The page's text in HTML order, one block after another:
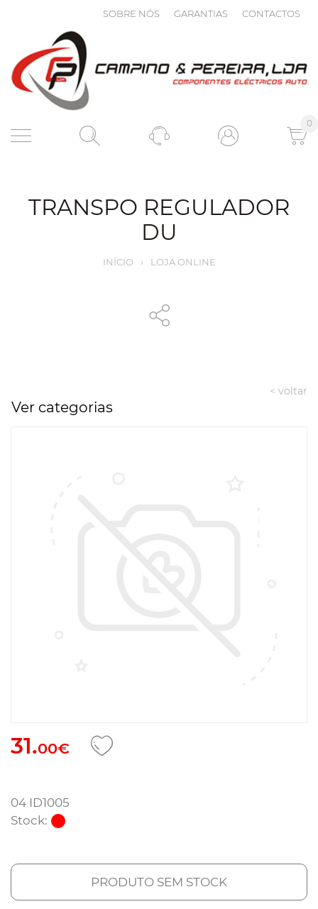
SOBRE NÓS GARANTIAS CONTACTOS
0
TRANSPO REGULADOR
DU
INÍCIO › LOJA ONLINE
< voltar
Ver categorias
31.00€
04 ID1005
Stock:
PRODUTO SEM STOCK